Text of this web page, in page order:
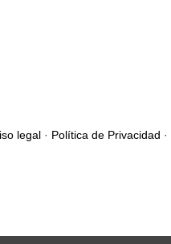
legal· Política de Privacidad ·